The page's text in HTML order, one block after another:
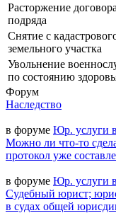
Расторжение договора
подряда
Снятие с
земельного участка
Увольнение
по состоянию
Форум
Наследство
в форуме Юр. услуги
Можно ли что-то
протокол уже
в форуме Юр. услуги
Судебный юрист;
в судах общей